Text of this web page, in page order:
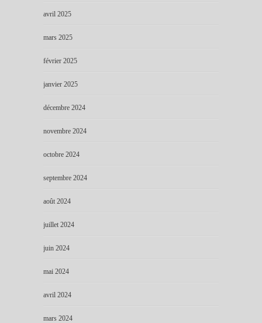
avril 2025
mars 2025
février 2025
janvier 2025
décembre 2024
novembre 2024
octobre 2024
septembre 2024
août 2024
juillet 2024
juin 2024
mai 2024
avril 2024
mars 2024